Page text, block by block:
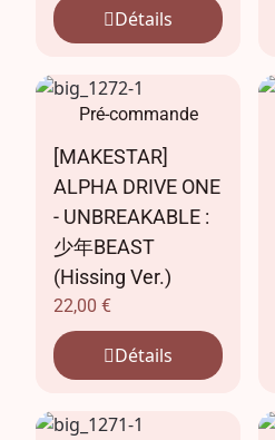
Détails
Pré-commande
[MAKESTAR]
ALPHA DRIVE ONE
- UNBREAKABLE :
少年BEAST
(Hissing Ver.)
22,00€
Détails